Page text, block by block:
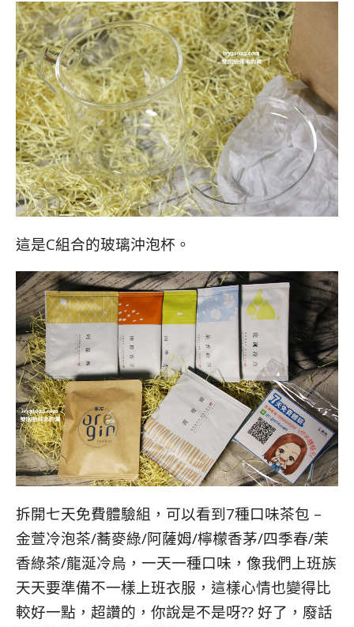
這是C組合的玻璃沖泡杯。
拆開七天免費體驗組，可以看到7種口味茶包 –
金萱冷泡茶/蕎麥綠/阿薩姆/檸檬香茅/四季春/茉
香綠茶/龍涎冷烏，一天一種口味，像我們上班族
天天要準備不一樣上班衣服，這樣心情也變得比
較好一點，超讚的，你說是不是呀?? 好了，廢話